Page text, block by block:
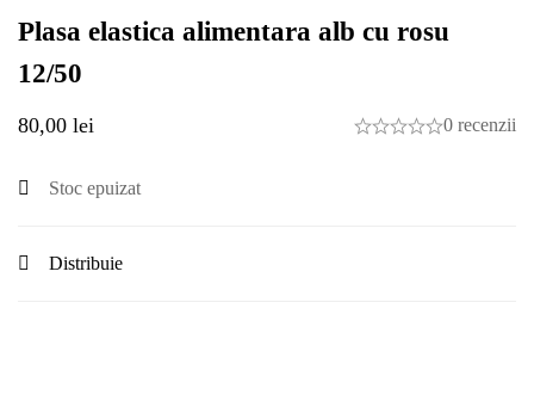
Plasa elastica alimentara alb cu rosu
12/50
80,00 lei 0 recenzii
Stoc epuizat
Distribuie